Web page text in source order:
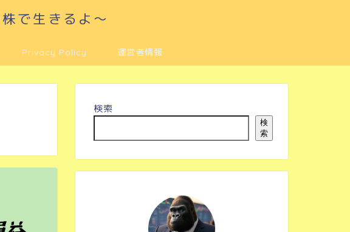
で生きるよ～
Privacy Policy 運営者情報
検索
検
索